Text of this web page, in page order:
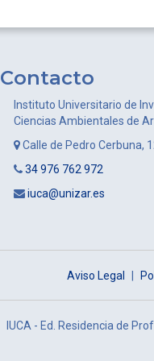
Contacto
Instituto Universitario de
Ciencias Ambientales de
Calle de Pedro Cerbuna,
34 976 762 972
iuca@unizar.es
Aviso Legal
IUCA - Ed. Residencia de